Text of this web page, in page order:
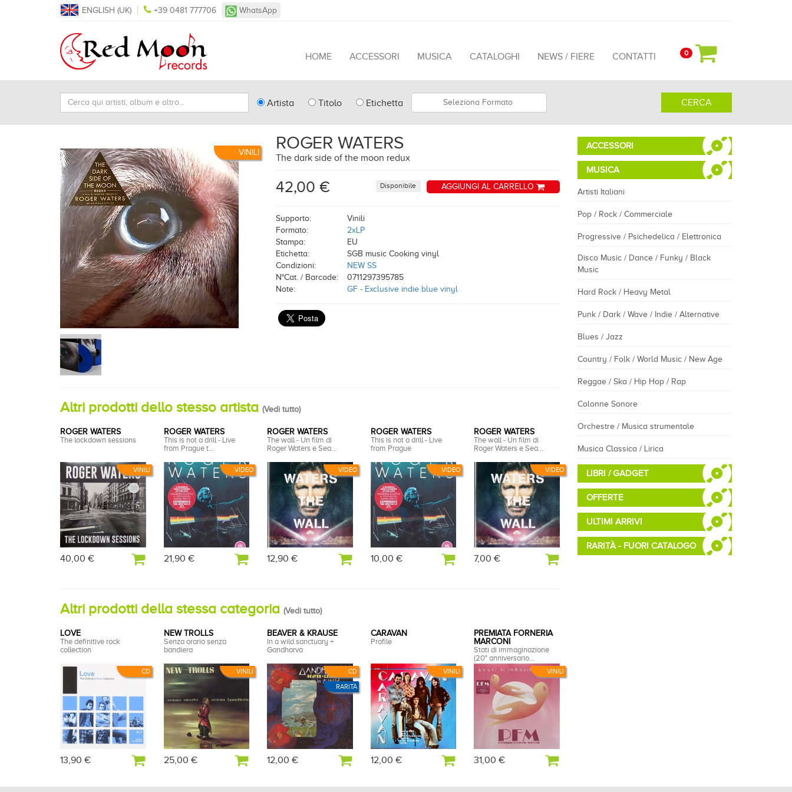
ENGLISH (UK) +39 0481 777706 WhatsApp
HOME ACCESSORI MUSICA CATALOGHI NEWS / FIERE CONTATTI 0
Cerca
qui
artisti,
e
altro...
TypeArtista Titolo Etichetta Formato CERCA
VINILI ROGER WATERS
The dark side of the moon redux
42,00 € Disponibile AGGIUNGI AL CARRELLO
Supporto:
Vinili
Formato:
2xLP
Stampa:
EU
Etichetta:
SGB music Cooking vinyl
Condizioni:
NEW SS
N°Cat. / Barcode:
0711297395785
Note:
GF - Exclusive indie blue vinyl
Altri prodotti dello stesso artista (Vedi tutto)
VINILI
ROGER WATERS
The lockdown sessions
40,00 €
VIDEO
ROGER WATERS
This is not a drill - Live
from Prague t...
21,90 €
VIDEO
ROGER WATERS
The wall - Un film di
Roger Waters e Sea...
12,90 €
VIDEO
ROGER WATERS
This is not a drill - Live
from Prague
10,00 €
VIDEO
ROGER WATERS
The wall - Un film di
Roger Waters e Sea...
7,00 €
Altri prodotti della stessa categoria (Vedi tutto)
CD
LOVE
The definitive rock
collection
13,90 €
VINILI
NEW TROLLS
Senza orario senza
bandiera
25,00 €
RARITÀ
CD
BEAVER & KRAUSE
In a wild sanctuary +
Gandharva
12,00 €
VINILI
CARAVAN
Profile
12,00 €
VINILI
PREMIATA FORNERIA
MARCONI
Stati di immaginazione
(20° anniversario...
31,00 €
ACCESSORI
MUSICA
Artisti Italiani
Pop / Rock / Commerciale
Progressive / Psichedelica / Elettronica
Disco Music / Dance / Funky / Black
Music
Hard Rock / Heavy Metal
Punk / Dark / Wave / Indie / Alternative
Blues / Jazz
Country / Folk / World Music / New Age
Reggae / Ska / Hip Hop / Rap
Colonne Sonore
Orchestre / Musica strumentale
Musica Classica / Lirica
LIBRI / GADGET
OFFERTE
ULTIMI ARRIVI
RARITÀ - FUORI CATALOGO